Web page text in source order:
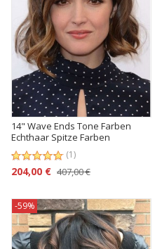
14" Wave Ends Tone Farben
Echthaar Spitze Farben
(1)
407,00 €
204,00 €
-59%